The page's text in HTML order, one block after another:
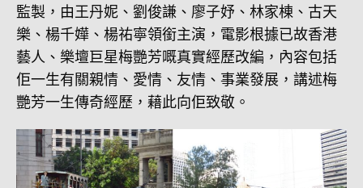
監製，由王丹妮、劉俊謙、廖子妤、林家棟、古天
樂、楊千嬅、楊祐寧領銜主演，電影根據已故香港
藝人、樂壇巨星梅艷芳嘅真實經歷改編，內容包括
佢一生有關親情、愛情、友情、事業發展，講述梅
艷芳一生傳奇經歷，藉此向佢致敬。